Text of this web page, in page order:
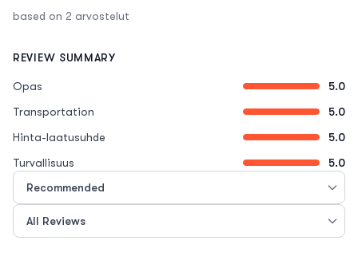
based on 2 arvostelut
REVIEW SUMMARY
Opas
5.0
Transportation
5.0
Hinta-laatusuhde
5.0
Turvallisuus
5.0